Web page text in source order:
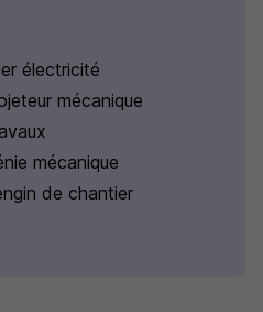
électricité
mécanique
mécanique
de chantier